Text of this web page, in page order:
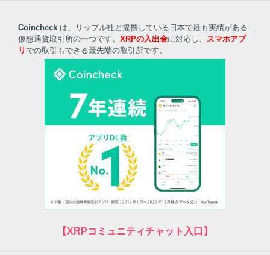
Coincheck は、リップル社と提携している日本で最も実績がある
仮想通貨取引所の一つです。 XRPの入出金に対応し、
スマホアプ
リでの取引もできる最先端の取引所です。
【XRPコミュニティチャット入口】